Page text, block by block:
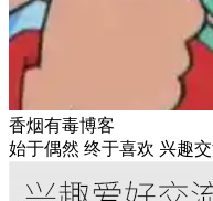
香烟有毒博客
始于偶然 终于喜欢 兴趣